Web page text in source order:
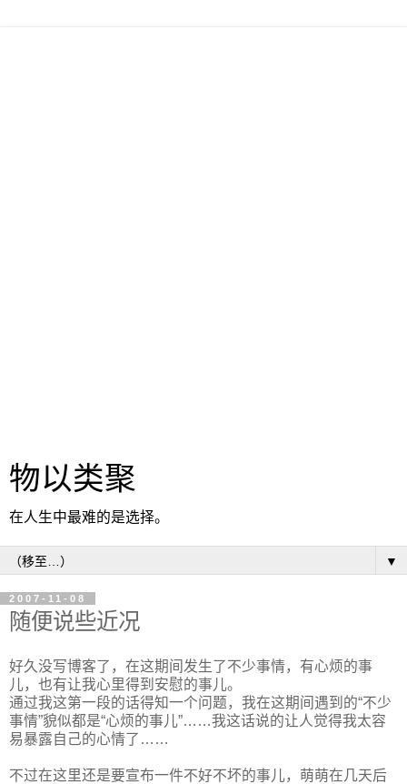
物以类聚
在人生中最难的是选择。
▼
2007-11-08
随便说些近况
好久没写博客了，在这期间发生了不少事情，有心烦的事
儿，也有让我心里得到安慰的事儿。
通过我这第一段的话得知一个问题，我在这期间遇到的“不少
事情”貌似都是“心烦的事儿”……我这话说的让人觉得我太容
易暴露自己的心情了……
不过在这里还是要宣布一件不好不坏的事儿，萌萌在几天后